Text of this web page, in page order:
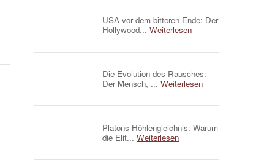
USA vor dem bitteren Ende: Der
Hollywood... Weiterlesen
Die Evolution des Rausches:
Der Mensch, ... Weiterlesen
Platons Höhlengleichnis: Warum
die Elit... Weiterlesen